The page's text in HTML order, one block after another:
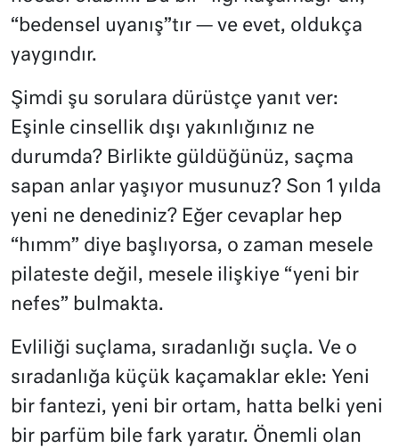
“bedensel uyanış”tır — ve evet, oldukça
yaygındır.
Şimdi şu sorulara dürüstçe yanıt ver:
Eşinle cinsellik dışı yakınlığınız ne
durumda? Birlikte güldüğünüz, saçma
sapan anlar yaşıyor musunuz? Son 1 yılda
yeni ne denediniz? Eğer cevaplar hep
“hımm” diye başlıyorsa, o zaman mesele
pilateste değil, mesele ilişkiye “yeni bir
nefes” bulmakta.
Evliliği suçlama, sıradanlığı suçla. Ve o
sıradanlığa küçük kaçamaklar ekle: Yeni
bir fantezi, yeni bir ortam, hatta belki yeni
bir parfüm bile fark yaratır. Önemli olan